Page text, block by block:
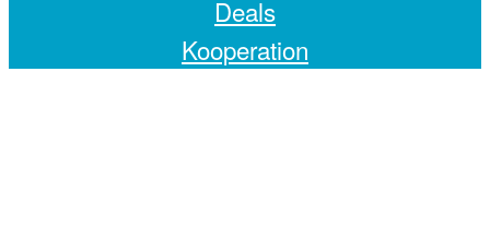
Deals
Kooperation